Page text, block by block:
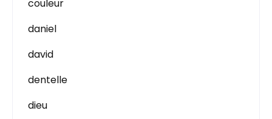
couleur
daniel
david
dentelle
dieu